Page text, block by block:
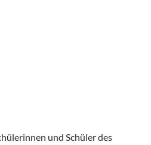
und Schüler des